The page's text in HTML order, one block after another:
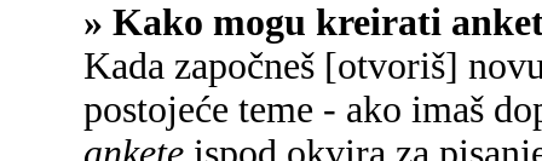
» Kako mogu kreirati
Kada započneš [otvoriš]
postojeće teme - ako imaš